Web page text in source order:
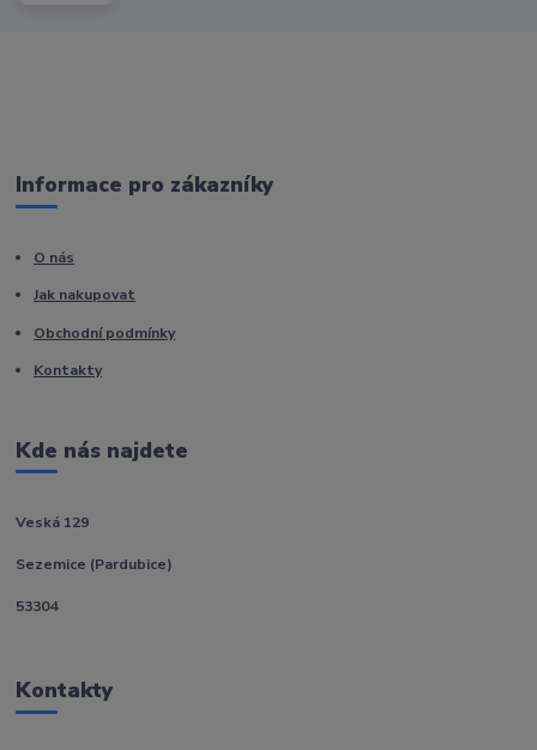
Informace pro zákazníky
O nás
Jak nakupovat
Obchodní podmínky
Kontakty
Kde nás najdete
Veská 129
Sezemice (Pardubice)
53304
Kontakty